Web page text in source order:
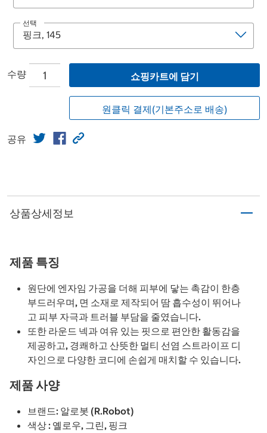
선택
수량 쇼핑카트에 담기
원클릭 결제(기본주소로 배송)
공유
상품상세정보
제품 특징
원단에 엔자임 가공을 더해 피부에 닿는 촉감이 한층
부드러우며, 면 소재로 제작되어 땀 흡수성이 뛰어나
고 피부 자극과 트러블 부담을 줄였습니다.
또한 라운드 넥과 여유 있는 핏으로 편안한 활동감을
제공하고, 경쾌하고 산뜻한 멀티 선염 스트라이프 디
자인으로 다양한 코디에 손쉽게 매치할 수 있습니다.
제품 사양
브랜드: 알로봇 (R.Robot)
색상 : 옐로우, 그린, 핑크